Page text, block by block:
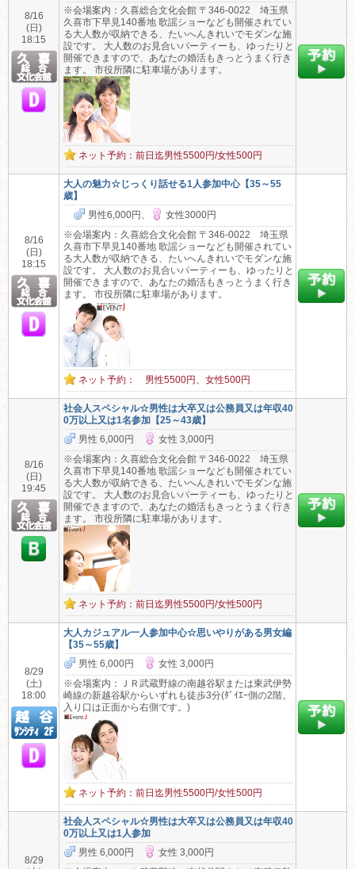
8/16
(日)
18:15
※会場案内：久喜総合文化会館 〒346-0022 埼玉県
久喜市下早見140番地 歌謡ショーなども開催されてい
る大人数が収納できる、たいへんきれいでモダンな施
設です。 大人数のお見合いパーティーも、ゆったりと
開催できますので、あなたの婚活もきっとうまく行き
ます。 市役所隣に駐車場があります。
ネット予約：前日迄男性5500円/女性500円
8/16
(日)
18:15
大人の魅力☆じっくり話せる1人参加中心【35～55
歳】
男性6,000円、
女性3000円
※会場案内：久喜総合文化会館 〒346-0022 埼玉県
久喜市下早見140番地 歌謡ショーなども開催されてい
る大人数が収納できる、たいへんきれいでモダンな施
設です。 大人数のお見合いパーティーも、ゆったりと
開催できますので、あなたの婚活もきっとうまく行き
ます。 市役所隣に駐車場があります。
ネット予約： 男性5500円、女性500円
8/16
(日)
19:45
社会人スペシャル☆男性は大卒又は公務員又は年収40
0万以上又は1名参加【25～43歳】
男性 6,000円
女性 3,000円
※会場案内：久喜総合文化会館 〒346-0022 埼玉県
久喜市下早見140番地 歌謡ショーなども開催されてい
る大人数が収納できる、たいへんきれいでモダンな施
設です。 大人数のお見合いパーティーも、ゆったりと
開催できますので、あなたの婚活もきっとうまく行き
ます。 市役所隣に駐車場があります。
ネット予約：前日迄男性5500円/女性500円
8/29
(土)
18:00
大人カジュアル一人参加中心☆思いやりがある男女編
【35～55歳】
男性 6,000円
女性 3,000円
※会場案内：ＪＲ武蔵野線の南越谷駅または東武伊勢
崎線の新越谷駅からいずれも徒歩3分(ﾀﾞｲｴｰ側の2階。
入り口は正面から右側です。)
ネット予約：前日迄男性5500円/女性500円
8/29
社会人スペシャル☆男性は大卒又は公務員又は年収40
0万以上又は1人参加
男性 6,000円
女性 3,000円